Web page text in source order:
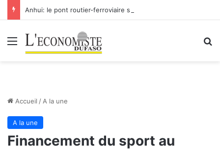
Menu
Accueil / A la une
A la une
Financement du sport au